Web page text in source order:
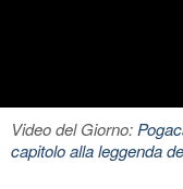
Video del Giorno:
capitolo alla leggenda